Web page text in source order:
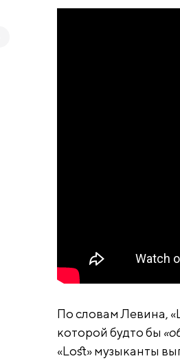
По словам Левина,
которой будто бы
«Lost» музыканты